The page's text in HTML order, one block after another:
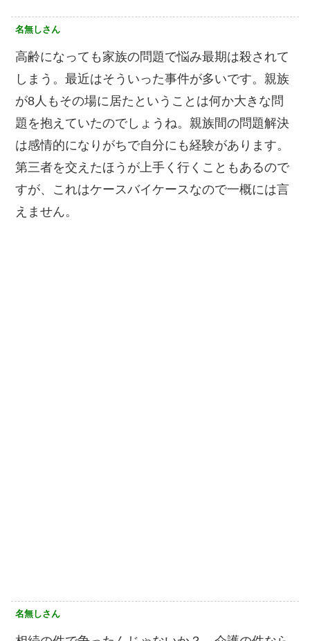
名無しさん
高齢になっても家族の問題で悩み最期は殺されて
しまう。最近はそういった事件が多いです。親族
が8人もその場に居たということは何か大きな問
題を抱えていたのでしょうね。親族間の問題解決
は感情的になりがちで自分にも経験があります。
第三者を交えたほうが上手く行くこともあるので
すが、これはケースバイケースなので一概には言
えません。
名無しさん